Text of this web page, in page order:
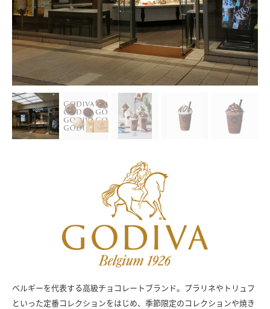
ベルギーを代表する高級チョコレートブランド。プラリネやトリュフ
といった定番コレクションをはじめ、季節限定のコレクションや焼き